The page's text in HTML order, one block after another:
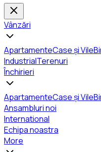
Vânzări
ApartamenteCase și Vile
IndustrialTerenuri
Închirieri
ApartamenteCase și Vile
Ansambluri noi
International
Echipa noastra
More